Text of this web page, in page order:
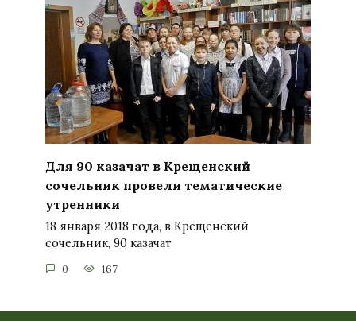
Для 90 казачат в Крещенский
сочельник провели тематические
утренники
18 января 2018 года, в Крещенский
сочельник, 90 казачат
0 167